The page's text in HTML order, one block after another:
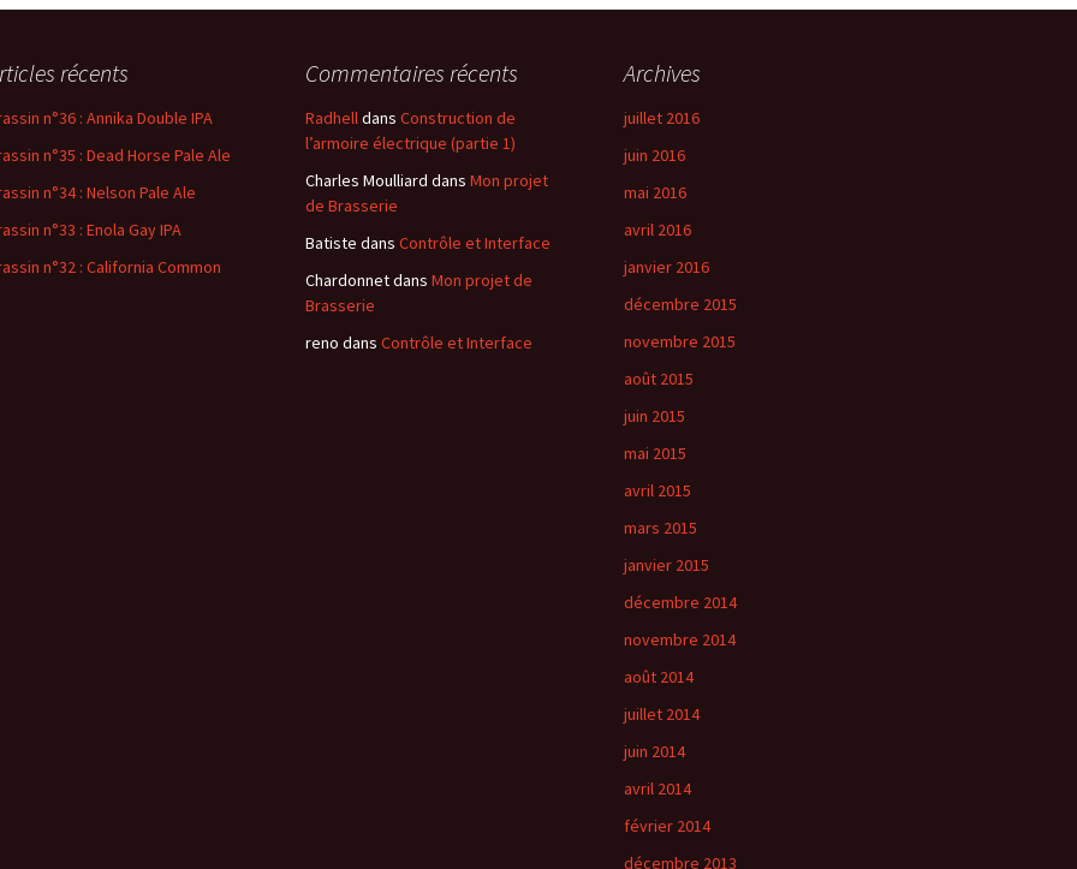
récents
n°36 : Annika Double IPA
n°35 : Dead Horse Pale Ale
n°34 : Nelson Pale Ale
n°33 : Enola Gay IPA
n°32 : California Common
Commentaires récents
Radhelldans Construction de
l’armoire électrique (partie 1)
Charles Moulliard dans Mon projet
de Brasserie
Batiste dans Contrôle et Interface
Chardonnetdans Mon projet de
Brasserie
reno dans Contrôle et Interface
Archives
juillet 2016
juin 2016
mai 2016
avril 2016
janvier 2016
décembre 2015
novembre 2015
août 2015
juin 2015
mai 2015
avril 2015
mars 2015
janvier 2015
décembre 2014
novembre 2014
août 2014
juillet 2014
juin 2014
avril 2014
février 2014
décembre 2013